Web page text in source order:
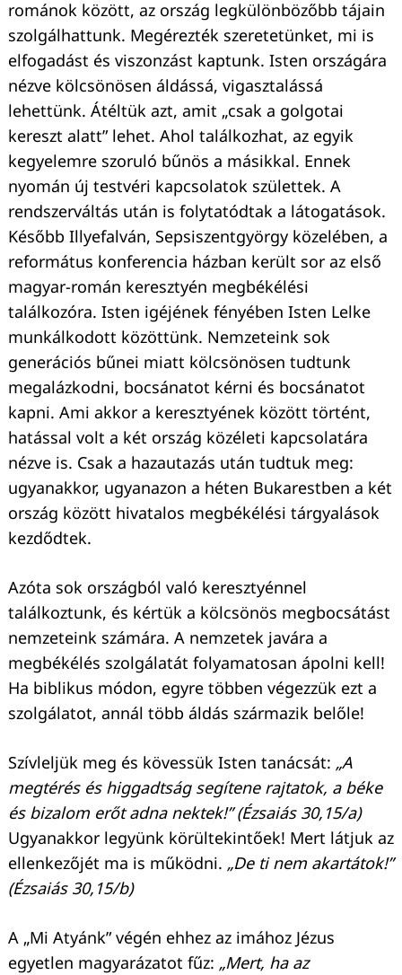
románok között, az ország legkülönbözőbb tájain
szolgálhattunk. Megérezték szeretetünket, mi is
elfogadást és viszonzást kaptunk. Isten országára
nézve kölcsönösen áldássá, vigasztalássá
lehettünk. Átéltük azt, amit „csak a golgotai
kereszt alatt” lehet. Ahol találkozhat, az egyik
kegyelemre szoruló bűnös a másikkal. Ennek
nyomán új testvéri kapcsolatok születtek. A
rendszerváltás után is folytatódtak a látogatások.
Később Illyefalván, Sepsiszentgyörgy közelében, a
református konferencia házban került sor az első
magyar-román keresztyén megbékélési
találkozóra. Isten igéjének fényében Isten Lelke
munkálkodott közöttünk. Nemzeteink sok
generációs bűnei miatt kölcsönösen tudtunk
megalázkodni, bocsánatot kérni és bocsánatot
kapni. Ami akkor a keresztyének között történt,
hatással volt a két ország közéleti kapcsolatára
nézve is. Csak a hazautazás után tudtuk meg:
ugyanakkor, ugyanazon a héten Bukarestben a két
ország között hivatalos megbékélési tárgyalások
kezdődtek.
Azóta sok országból való keresztyénnel
találkoztunk, és kértük a kölcsönös megbocsátást
nemzeteink számára. A nemzetek javára a
megbékélés szolgálatát folyamatosan ápolni kell!
Ha biblikus módon, egyre többen végezzük ezt a
szolgálatot, annál több áldás származik belőle!
Szívleljük meg és kövessük Isten tanácsát: „A
megtérés és higgadtság segítene rajtatok, a béke
és bizalom erőt adna nektek!” (Ézsaiás 30,15/a)
Ugyanakkor legyünk körültekintőek! Mert látjuk az
ellenkezőjét ma is működni. „De ti nem akartátok!”
(Ézsaiás 30,15/b)
A „Mi Atyánk” végén ehhez az imához Jézus
egyetlen magyarázatot fűz: „Mert, ha az